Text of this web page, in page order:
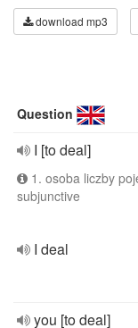
download mp3
Question
I [to deal]
1. osoba liczby
subjunctive
I deal
you [to deal]